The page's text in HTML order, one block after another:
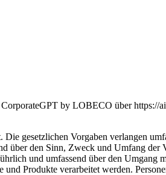
by LOBECO über https://
gesetzlichen Vorgaben verlangen
über den Sinn, Zweck und Umfang
und umfassend über den Umgang
Produkte verarbeitet werden.